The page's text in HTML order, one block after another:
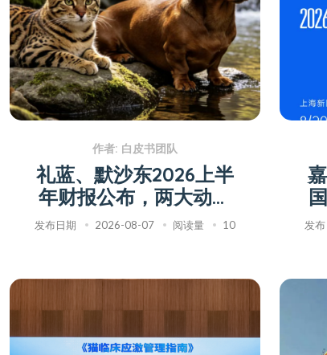
作者: 白皮书团队
礼蓝、默沙东2026上半
年财报公布，两大动保
巨头的业绩如何？
发布日期 2026-08-07 阅读量 10 发